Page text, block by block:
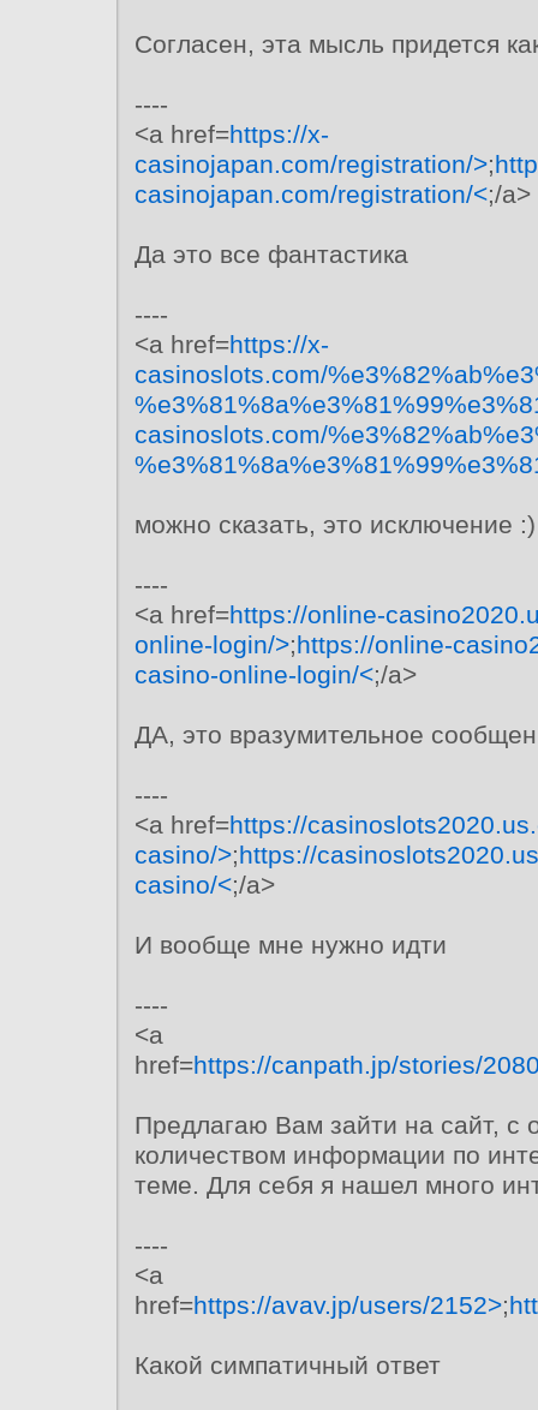
Согласен, эта мысль придется
----
<a href=https://x-
casinojapan.com/registration/>;
casinojapan.com/registration/<;/a>
Да это все фантастика
----
<a href=https://x-
casinoslots.com/
casinoslots.com/
можно сказать, это исключение
----
<a href=https://online-
online-login/>;https://online-
casino-online-login/<;/a>
ДА, это вразумительное
----
<a href=https://
casino/>;https://
casino/<;/a>
И вообще мне нужно идти
----
<a
href=https://canpath.jp/stories/
Предлагаю Вам зайти на сайт, с
количеством информации по
теме. Для себя я нашел много
----
<a
href=https://avav.jp/users/2152>;
Какой симпатичный ответ